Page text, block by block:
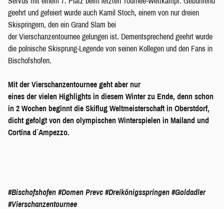
geehrt und gefeiert wurde auch Kamil Stoch, einem von nur dreien
Skispringern, den ein Grand Slam bei
der Vierschanzentournee gelungen ist. Dementsprechend geehrt wurde
die polnische Skisprung-Legende von seinen Kollegen und den Fans in
Bischofshofen.
Mit der Vierschanzentournee geht aber nur
eines der vielen Highlights in diesem Winter zu Ende, denn schon
in 2 Wochen beginnt die Skiflug Weltmeisterschaft in Oberstdorf,
dicht gefolgt von den olympischen Winterspielen in Mailand und
Cortina d´Ampezzo.
#Bischofshofen #Domen Prevc #Dreikönigsspringen #Goldadler
#Vierschanzentournee